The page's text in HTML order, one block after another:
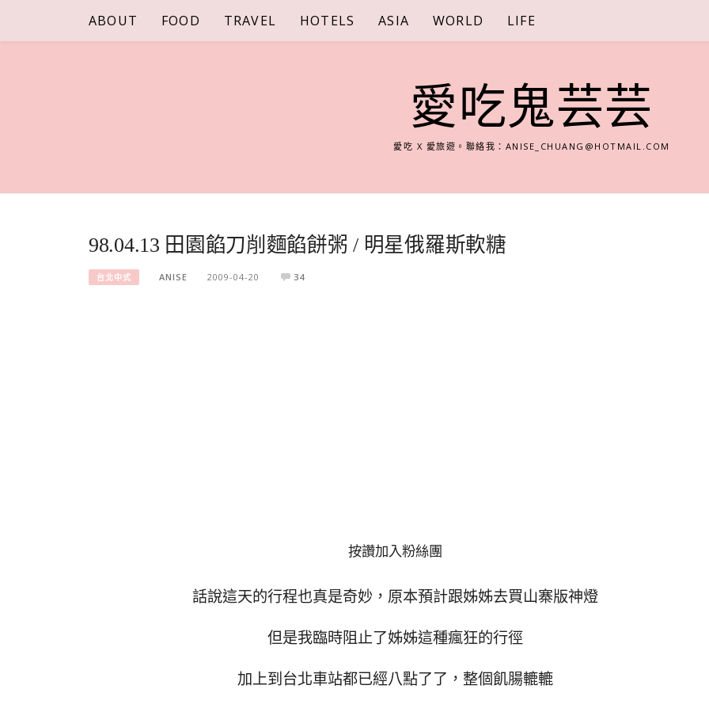
content
ABOUT FOOD TRAVEL HOTELS ASIA WORLD LIFE
愛吃鬼芸芸
愛吃 X 愛旅遊。聯絡我： ANISE_CHUANG@HOTMAIL.COM
98.04.13 田園餡刀削麵餡餅粥 / 明星俄羅斯軟糖
台北中式 ANISE 2009-04-20 34
按讚加入粉絲團
話說這天的行程也真是奇妙，原本預計跟姊姊去買山寨版神燈
但是我臨時阻止了姊姊這種瘋狂的行徑
加上到台北車站都已經八點了了，整個飢腸轆轆